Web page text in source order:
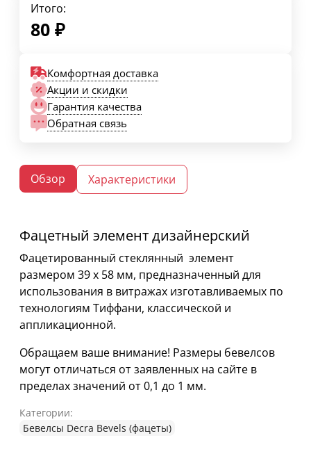
Итого:
80 ₽
Комфортная доставка
Акции и скидки
Гарантия качества
Обратная связь
Обзор Характеристики
Фацетный элемент дизайнерский
Фацетированный стеклянный элемент
размером 39 х 58 мм, предназначенный для
использования в витражах изготавливаемых по
технологиям Тиффани, классической и
аппликационной.
Обращаем ваше внимание! Размеры бевелсов
могут отличаться от заявленных на сайте в
пределах значений от 0,1 до 1 мм.
Категории:
Бевелсы Decra Bevels (фацеты)